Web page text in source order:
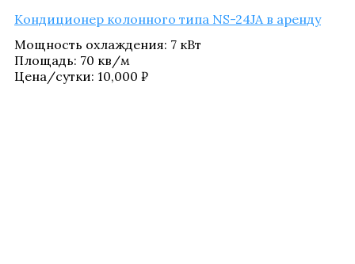
Кон­ди­ци­о­нер колон­но­го типа NS-24JA в аренду
Мощ­ность охла­жде­ния: 7 кВт
Пло­щадь: 70 кв/​м
Цена/​сутки: 10,000 ₽